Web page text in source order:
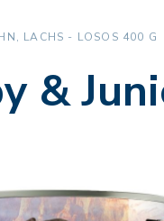
LACHS - LOSOS 400 G
&